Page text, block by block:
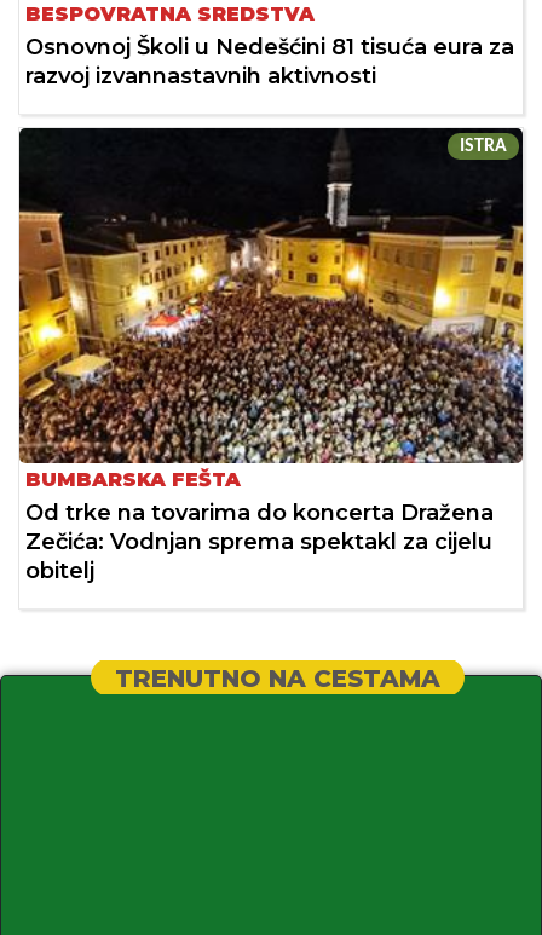
BESPOVRATNA SREDSTVA
Osnovnoj Školi u Nedešćini 81 tisuća eura za
razvoj izvannastavnih aktivnosti
ISTRA
BUMBARSKA FEŠTA
Od trke na tovarima do koncerta Dražena
Zečića: Vodnjan sprema spektakl za cijelu
obitelj
TRENUTNO NA CESTAMA